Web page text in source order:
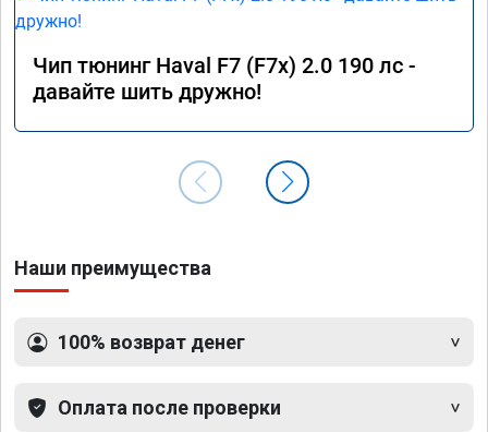
Чип тюнинг Haval F7 (F7x) 2.0 190 лс -
давайте шить дружно!
Наши преимущества
100% возврат денег
Оплата после проверки